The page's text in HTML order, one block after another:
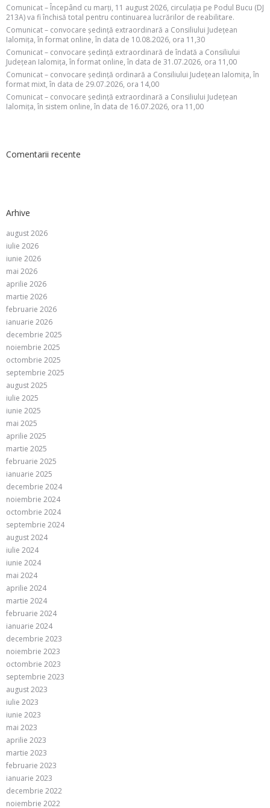
Comunicat – Începând cu marți, 11 august 2026, circulația pe Podul Bucu (DJ
213A) va fi închisă total pentru continuarea lucrărilor de reabilitare.
Comunicat – convocare ședință extraordinară a Consiliului Județean
Ialomița, în format online, în data de 10.08.2026, ora 11,30
Comunicat – convocare ședință extraordinară de îndată a Consiliului
Județean Ialomița, în format online, în data de 31.07.2026, ora 11,00
Comunicat – convocare ședință ordinară a Consiliului Județean Ialomița, în
format mixt, în data de 29.07.2026, ora 14,00
Comunicat – convocare ședință extraordinară a Consiliului Județean
Ialomița, în sistem online, în data de 16.07.2026, ora 11,00
Comentarii recente
Arhive
august 2026
iulie 2026
iunie 2026
mai 2026
aprilie 2026
martie 2026
februarie 2026
ianuarie 2026
decembrie 2025
noiembrie 2025
octombrie 2025
septembrie 2025
august 2025
iulie 2025
iunie 2025
mai 2025
aprilie 2025
martie 2025
februarie 2025
ianuarie 2025
decembrie 2024
noiembrie 2024
octombrie 2024
septembrie 2024
august 2024
iulie 2024
iunie 2024
mai 2024
aprilie 2024
martie 2024
februarie 2024
ianuarie 2024
decembrie 2023
noiembrie 2023
octombrie 2023
septembrie 2023
august 2023
iulie 2023
iunie 2023
mai 2023
aprilie 2023
martie 2023
februarie 2023
ianuarie 2023
decembrie 2022
noiembrie 2022